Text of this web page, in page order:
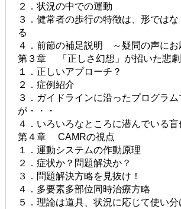
２．状況の中での運動
３．健常者の歩行の特徴は、形では
る
４．前節の補足説明 ～疑問の声にお
第３章 「正しさ幻想」が招いた悲劇
１．正しいアプローチ？
２．症例紹介
３．ガイドラインに沿ったプログラム
が・・・
４．いろいろなところに潜んでいる盲
第４章 CAMRの視点
１．運動システムの作動原理
２．症状か？問題解決か？
３．問題解決方略を見抜け！
４．多要素多部位同時治療方略
５．理論は道具、状況に応じて使い